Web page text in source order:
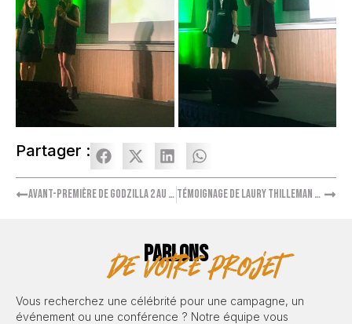
Partager :
Avant-première de Godzilla 2 au Grand Rex Témoignage de Laury Thilleman durant le séminaire d’Arkopharma
PARLONS
de votre projet
Vous recherchez une célébrité pour une campagne, un
événement ou une conférence ? Notre équipe vous